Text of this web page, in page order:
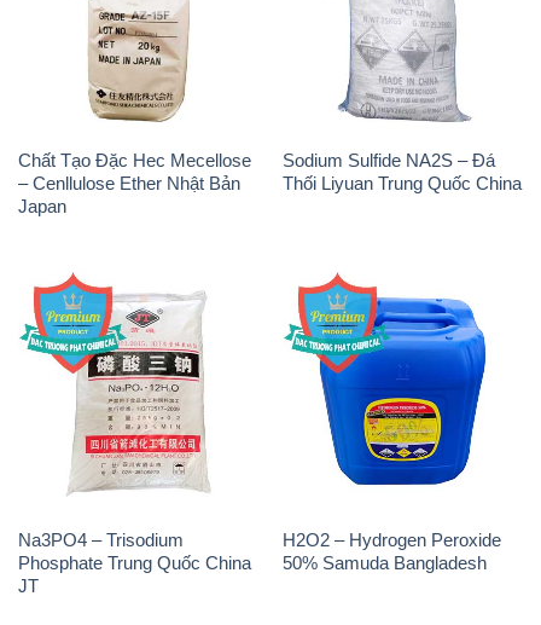
Chất Tạo Đặc Hec Mecellose
– Cenllulose Ether Nhật Bản
Sodium Sulfide NA2S – Đá
Thối Liyuan Trung Quốc China
Na3PO4 – Trisodium
Phosphate Trung Quốc China
H2O2 – Hydrogen Peroxide
50% Samuda Bangladesh